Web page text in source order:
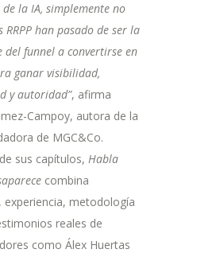
la IA, simplemente no
RRPP han pasado de ser la
del funnel a convertirse en
ganar visibilidad,
y autoridad”, afirma
Campoy, autora de la
de MGC&Co.
sus capítulos, Habla
combina
experiencia, metodología
reales de
como Álex Huertas